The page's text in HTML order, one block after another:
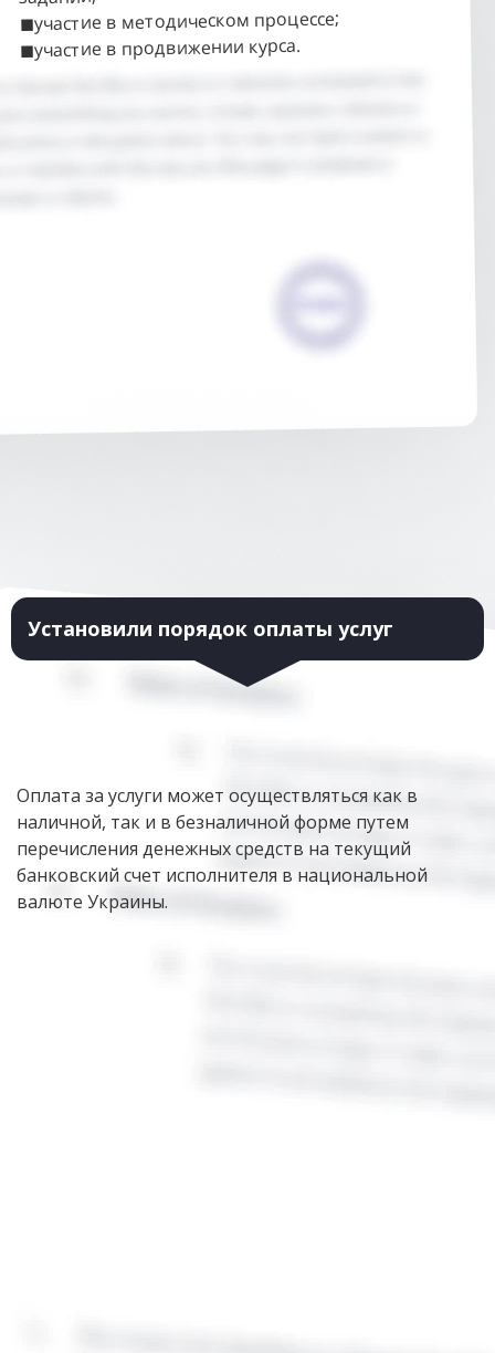
◼участие в методическом процессе;
◼участие в продвижении курса.
Оплата за услуги может осуществляться как в
наличной, так и в безналичной форме путем
перечисления денежных средств на текущий
банковский счет исполнителя в национальной
валюте Украины.
Установили порядок оплаты услуг